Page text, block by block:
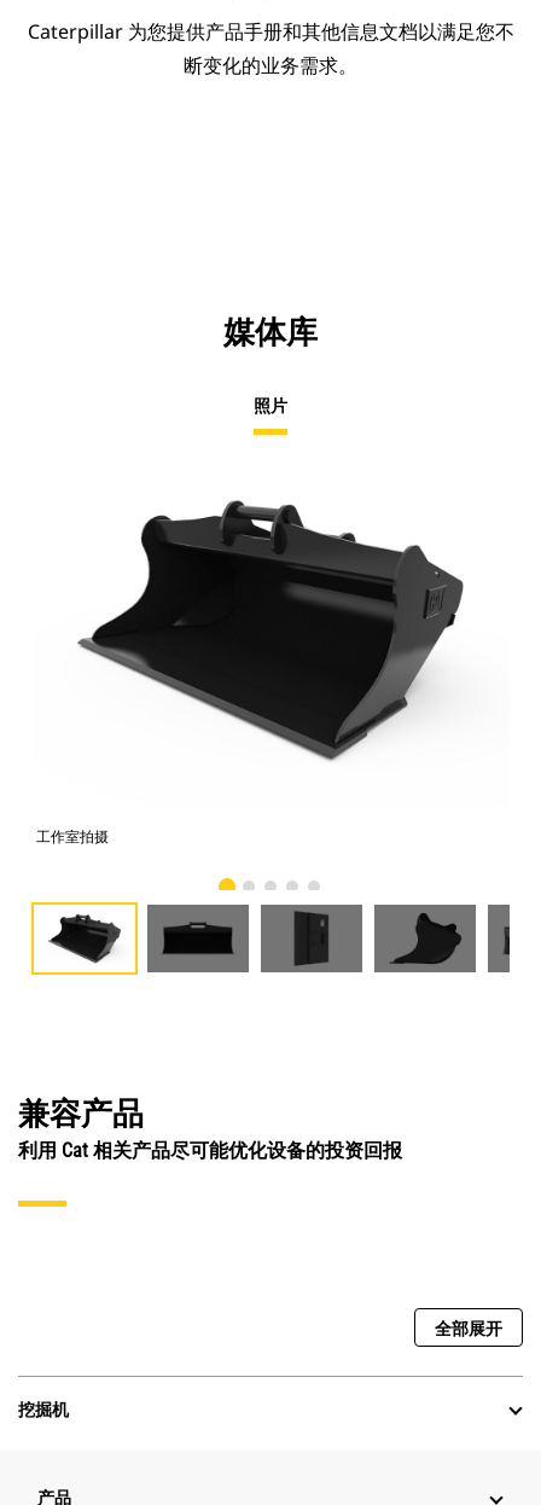
Caterpillar 为您提供产品手册和其他信息文档以满足您不
断变化的业务需求。
媒体库
照片
工作室拍摄
兼容产品
利用 Cat 相关产品尽可能优化设备的投资回报
全部展开
挖掘机
产品